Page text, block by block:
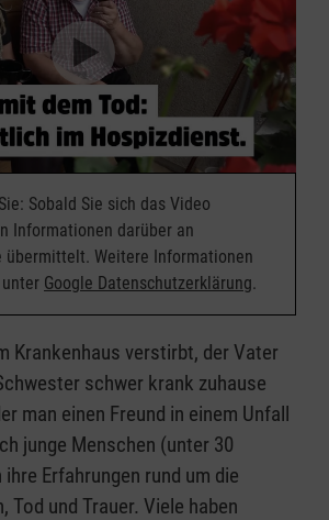
Sobald Sie sich das Video
Informationen darüber an
übermittelt. Weitere Informationen
Google Datenschutzerklärung.
Krankenhaus verstirbt, der Vater
schwer krank zuhause
man einen Freund in einem Unfall
junge Menschen (unter 30
Erfahrungen rund um die
Tod und Trauer. Viele haben